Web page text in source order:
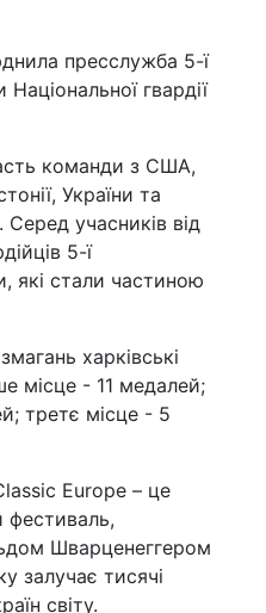
пресслужба 5-ї
гвардії
команди з США,
України та
учасників від
5-ї
які стали частиною
харківські
місце - 11 медалей;
третє місце - 5
Europe – це
фестиваль,
Шварценеггером
залучає тисячі
світу.